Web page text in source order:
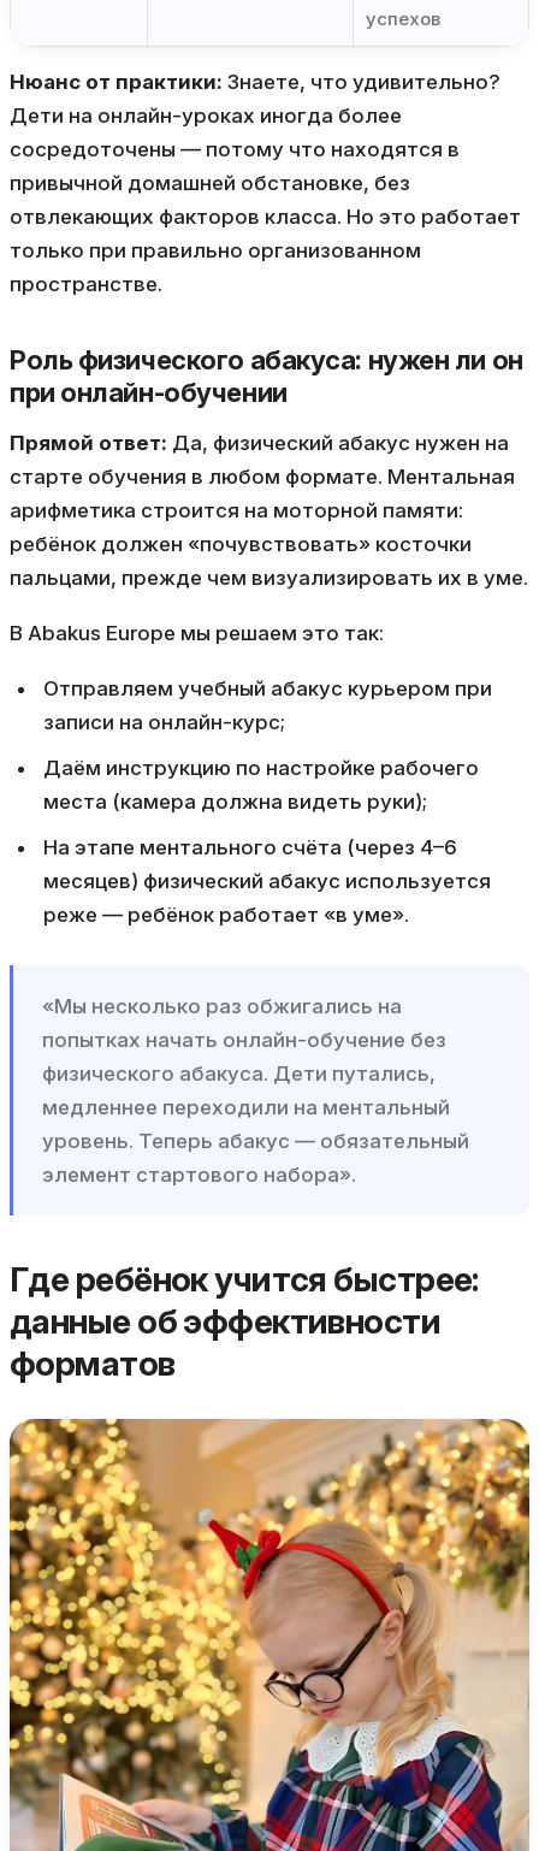
успехов
Нюанс от практики: Знаете, что удивительно?
Дети на онлайн-уроках иногда более
сосредоточены — потому что находятся в
привычной домашней обстановке, без
отвлекающих факторов класса. Но это работает
только при правильно организованном
пространстве.
Роль физического абакуса: нужен ли он
при онлайн-обучении
Прямой ответ: Да, физический абакус нужен на
старте обучения в любом формате. Ментальная
арифметика строится на моторной памяти:
ребёнок должен «почувствовать» косточки
пальцами, прежде чем визуализировать их в уме.
В Abakus Europe мы решаем это так:
Отправляем учебный абакус курьером при
записи на онлайн-курс;
Даём инструкцию по настройке рабочего
места (камера должна видеть руки);
На этапе ментального счёта (через 4–6
месяцев) физический абакус используется
реже — ребёнок работает «в уме».
«Мы несколько раз обжигались на
попытках начать онлайн-обучение без
физического абакуса. Дети путались,
медленнее переходили на ментальный
уровень. Теперь абакус — обязательный
элемент стартового набора».
Где ребёнок учится быстрее:
данные об эффективности
форматов